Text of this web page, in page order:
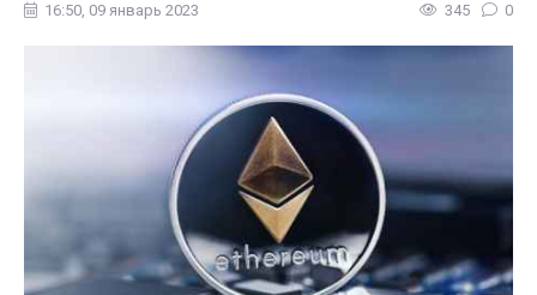
16:50, 09 январь 2023 345 0